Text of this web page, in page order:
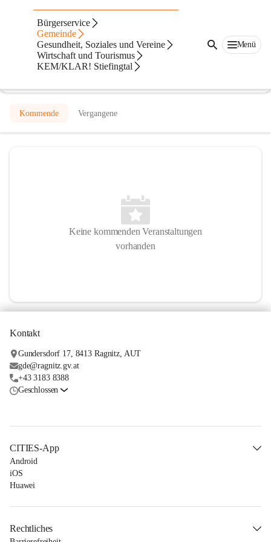
Bürgerservice
Gemeinde
Gesundheit, Soziales und Vereine
Wirtschaft und Tourismus
KEM/KLAR! Stiefingtal
Menü
Mittelschule St. Georgen/Stiefing
@mittelschule-st-georgenstiefing
Mittelschule
In CITIES öffnen
Kommende Vergangene
Keine kommenden Veranstaltungen
vorhanden
Kontakt
Gundersdorf 17, 8413 Ragnitz, AUT
gde@ragnitz.gv.at
+43 3183 8388
Geschlossen
CITIES-App
Android
iOS
Huawei
Rechtliches